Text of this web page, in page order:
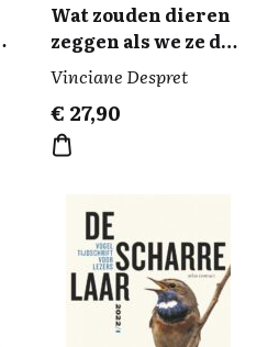
Wat zouden dieren
zeggen als we ze de
juiste vragen
Vinciane Despret
€ 27,90